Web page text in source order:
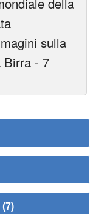
sulla
Birra - 7